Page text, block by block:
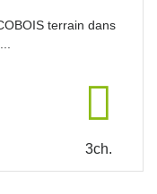
terrain dans
3ch.